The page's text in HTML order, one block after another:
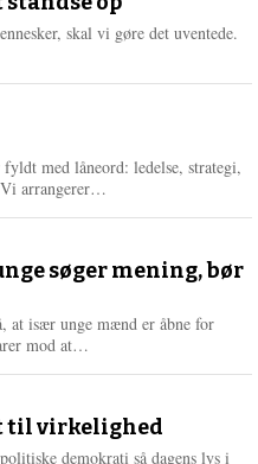
e
r
e
skal vi gøre det uventede.
med låneord: ledelse, strategi,
Vi arrangerer…
e
søger mening, bør
at især unge mænd er åbne for
mod at…
e
r
til virkelighed
demokrati så dagens lys i